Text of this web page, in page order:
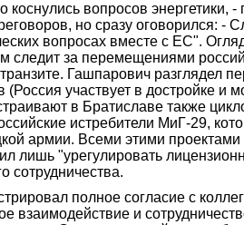
коснулись вопросов энергетики,
но сразу оговорился: -
вопросах вместе с ЕС".
следит за перемещениями
Гашпарович разглядел
(Россия участвует в достройке и
в Братиславе также
истребители МиГ-29,
армии. Всеми этими
лишь "урегулировать
сотрудничества.
полное согласие с
взаимодействие и